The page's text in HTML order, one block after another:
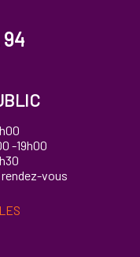
-19h00
rendez-vous